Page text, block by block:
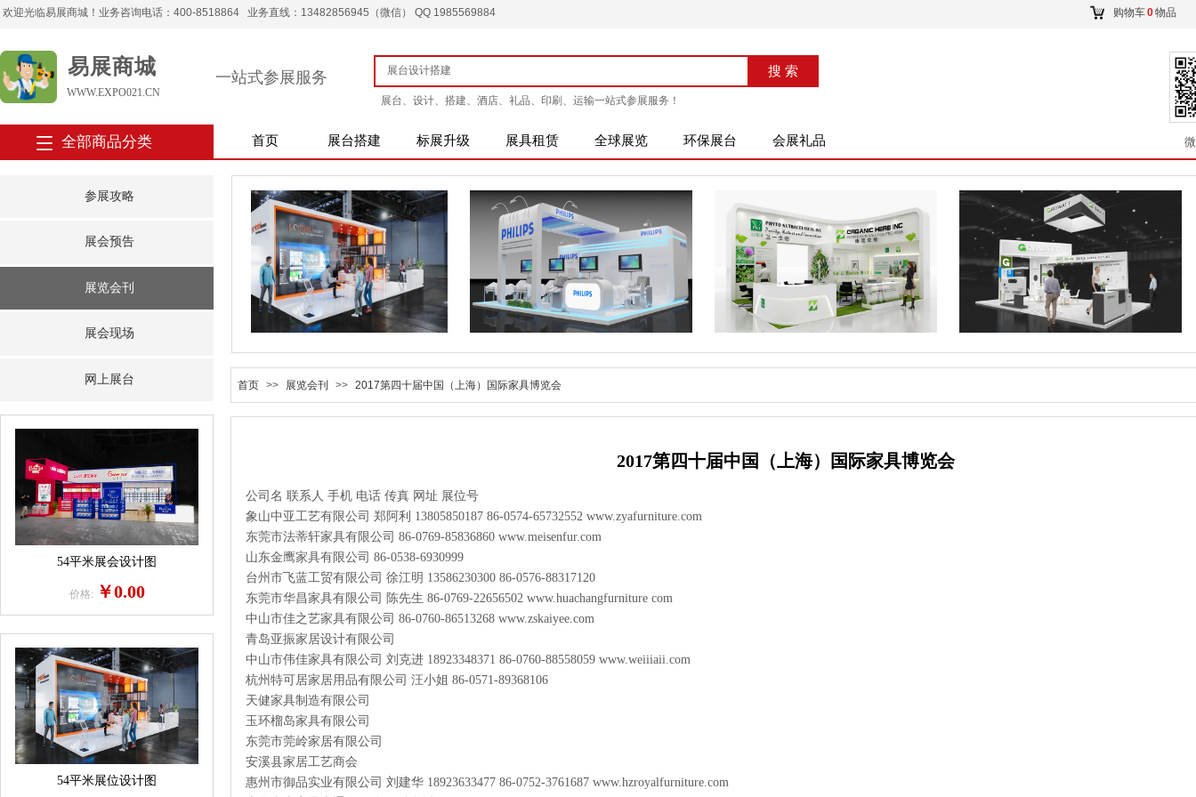
购物车0物品
欢迎光临易展商城！业务咨询电话：400-8518864 业务直线：13482856945（微信） QQ 1985569884
WWW.EXPO021.CN
易展商城 一站式参展服务 搜 索
搜索
展台、设计、搭建、酒店、礼品、印刷、运输一站式参展服务！
首页 展台搭建 标展升级 展具租赁 全球展览 环保展台 会展礼品
全部商品分类
参展攻略
展会预告
展览会刊
展会现场
网上展台 首页 >> 展览会刊 >> 2017第四十届中国（上海）国际家具博览会
54平米展会设计图
价格: ￥0.00
54平米展位设计图
2017第四十届中国（上海）国际家具博览会
公司名 联系人 手机 电话 传真 网址 展位号
象山中亚工艺有限公司 郑阿利 13805850187 86-0574-65732552 www.zyafurniture.com
东莞市法蒂轩家具有限公司 86-0769-85836860 www.meisenfur.com
山东金鹰家具有限公司 86-0538-6930999
台州市飞蓝工贸有限公司 徐江明 13586230300 86-0576-88317120
东莞市华昌家具有限公司
陈先生 86-0769-22656502 www.huachangfurniture com
中山市佳之艺家具有限公司 86-0760-86513268 www.zskaiyee.com
青岛亚振家居设计有限公司
中山市伟佳家具有限公司 刘克进 18923348371 86-0760-88558059 www.weiiiaii.com
杭州特可居家居用品有限公司 汪小姐 86-0571-89368106
天健家具制造有限公司
玉环榴岛家具有限公司
东莞市莞岭家居有限公司
安溪县家居工艺商会
惠州市御品实业有限公司 刘建华 18923633477 86-0752-3761687 www.hzroyalfurniture.com